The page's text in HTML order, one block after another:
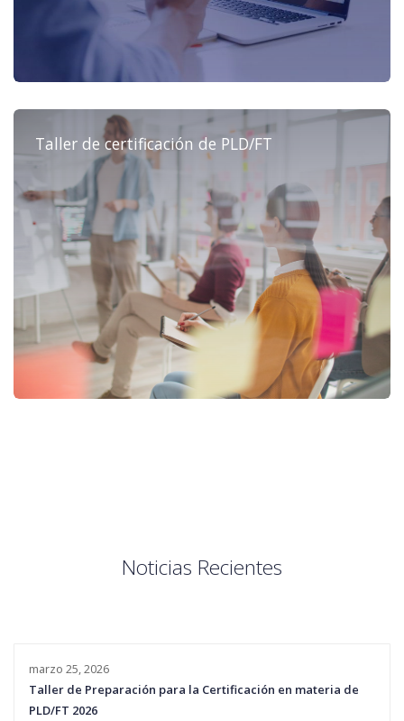
Taller de certificación de PLD/FT
Noticias Recientes
marzo 25, 2026
Taller de Preparación para la Certificación en materia de
PLD/FT 2026